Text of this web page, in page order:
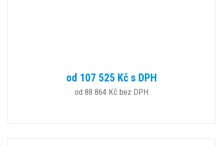
od 107 525 Kč s DPH
od 88 864 Kč bez DPH